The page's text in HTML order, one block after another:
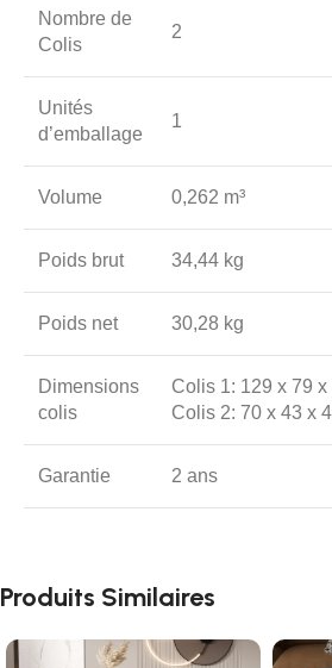
Nombre de
Colis
2
Unités
d’emballage
1
Volume 0,262 m³
Poids brut 34,44 kg
Poids net 30,28 kg
Dimensions
colis
Colis 1: 129 x 79
Colis 2: 70 x 43 x
Garantie 2 ans
Produits Similaires